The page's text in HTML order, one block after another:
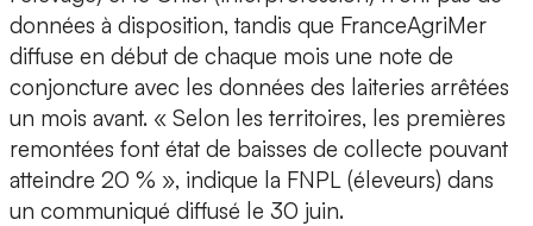
données à disposition, tandis que FranceAgriMer
diffuse en début de chaque mois une note de
conjoncture avec les données des laiteries arrêtées
un mois avant. « Selon les territoires, les premières
remontées font état de baisses de collecte pouvant
atteindre 20 % », indique la FNPL (éleveurs) dans
un communiqué diffusé le 30 juin.